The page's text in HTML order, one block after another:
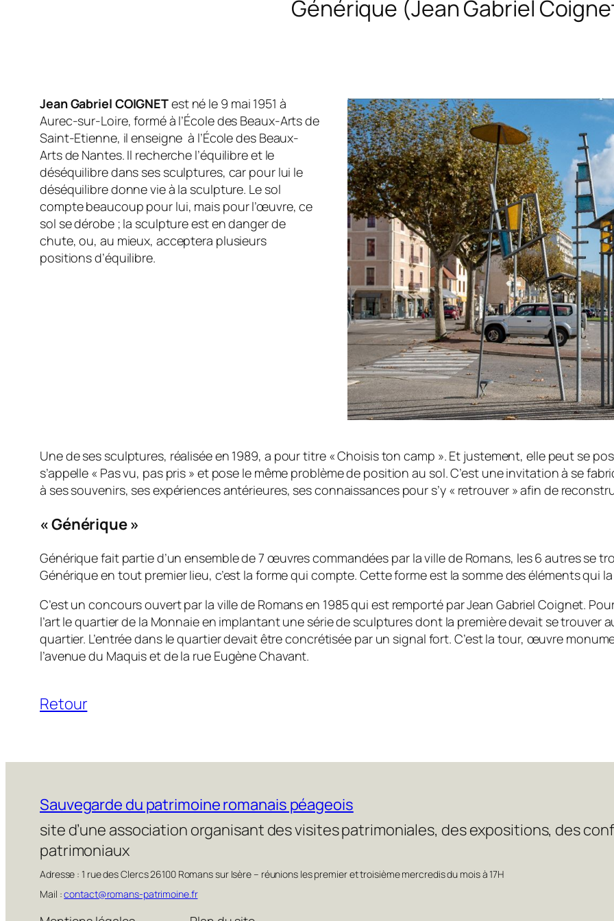
Générique (Jean Gabriel
Jean Gabriel COIGNETest né le 9 mai 1951 à
Aurec-sur-Loire, formé à l’École des Beaux-Arts de
Saint-Etienne, il enseigne à l’École des Beaux-
Arts de Nantes. Il recherche l’équilibre et le
déséquilibre dans ses sculptures, car pour lui le
déséquilibre donne vie à la sculpture. Le sol
compte beaucoup pour lui, mais pour l’œuvre, ce
sol se dérobe ; la sculpture est en danger de
chute, ou, au mieux, acceptera plusieurs
positions d’équilibre.
Une de ses sculptures, réalisée en 1989, a pour titre « Choisis ton camp ». Et justement, elle peut se
s’appelle « Pas vu, pas pris » et pose le même problème de position au sol. C’est une invitation à se
à ses souvenirs, ses expériences antérieures, ses connaissances pour s’y « retrouver » afin de
« Générique »
Générique fait partie d’un ensemble de 7 œuvres commandées par la ville de Romans, les 6 autres se
Générique en tout premier lieu, c’est la forme qui compte. Cette forme est la somme des éléments
C’est un concours ouvert par la ville de Romans en 1985 qui est remporté par Jean Gabriel Coignet.
l’art le quartier de la Monnaie en implantant une série de sculptures dont la première devait se trouver
quartier. L’entrée dans le quartier devait être concrétisée par un signal fort. C’est la tour, œuvre
l’avenue du Maquis et de la rue Eugène Chavant.
Retour
Sauvegarde du patrimoine romanais péageois
site d’une association organisant des visites patrimoniales, des expositions, des
patrimoniaux
Adresse : 1 rue des Clercs 26100 Romans sur Isère – réunions les premier et troisième mercredis du mois à 17H
Mail :contact@romans-patrimoine.fr